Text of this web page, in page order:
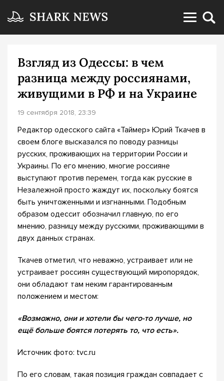
Взгляд из Одессы: в чем
разница между россиянами,
живущими в РФ и на Украине
19 сентября 2018, 23:39
Редактор одесского сайта «Таймер» Юрий Ткачев в
своем блоге высказался по поводу разницы
русских, проживающих на территории России и
Украины. По его мнению, многие россияне
выступают против перемен, тогда как русские в
Незалежной просто жаждут их, поскольку боятся
быть уничтоженными и изгнанными. Подобным
образом одессит обозначил главную, по его
мнению, разницу между русскими, проживающими в
двух данных странах.
Ткачев отметил, что неважно, устраивает или не
устраивает россиян существующий миропорядок,
они обладают там неким гарантированным
положением и местом:
«Возможно, они и хотели бы чего-то лучше, но
ещё больше боятся потерять то, что есть».
Источник фото: tvc.ru
По его словам, такая позиция граждан совпадает с